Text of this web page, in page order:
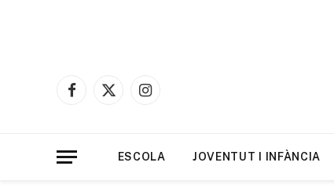
Facebook
X
Instagram
ESCOLA JOVENTUT I INFÀNCIA